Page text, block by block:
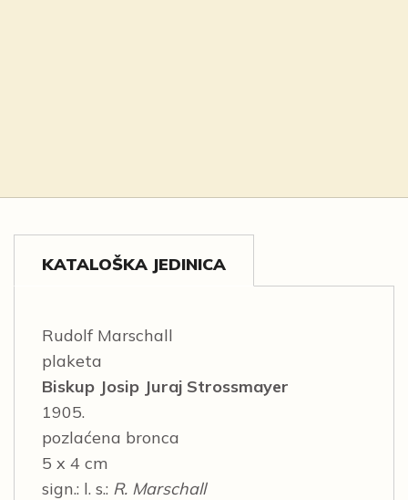
KATALOŠKA JEDINICA
Rudolf Marschall
plaketa
Biskup Josip Juraj Strossmayer
1905.
pozlaćena bronca
5 x 4 cm
sign.: l. s.: R. Marschall